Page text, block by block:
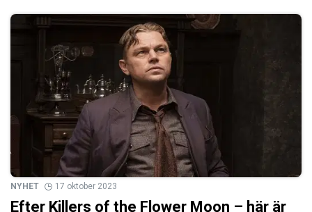
NYHET 17 oktober 2023
Efter Killers of the Flower Moon – här är